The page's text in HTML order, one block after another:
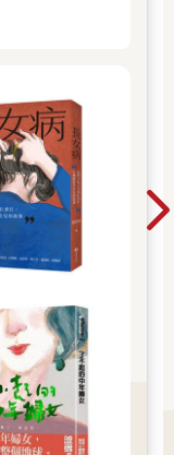
這些解答，就經濟
一樣。
家庭和事業的目
們首先必須深入探
正確的名字：貪婪
經消退，我們也從中
些問題，加速了另外
題。但其實照護與
性疾病之前就已存
擁有事業的主要障
山地呈現出這些歧視
後期，公司的主管告
項工作(指汽車銷售)
把女性放在銷業務
。但即使是1950年